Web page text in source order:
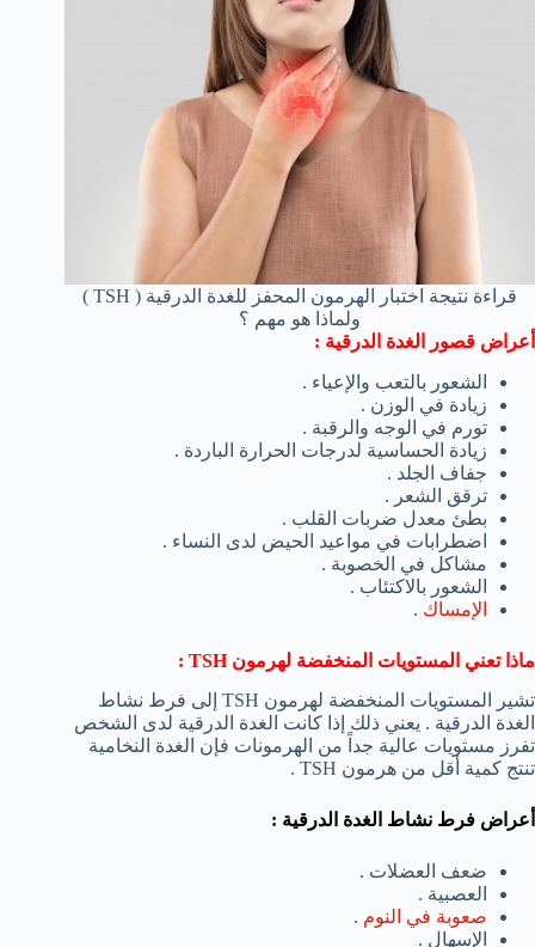
قراءة نتيجة اختبار الهرمون المحفز للغدة الدرقية ( TSH )
ولماذا هو مهم ؟
أعراض قصور الغدة الدرقية :
الشعور بالتعب والإعياء .
زيادة في الوزن .
تورم في الوجه والرقبة .
زيادة الحساسية لدرجات الحرارة الباردة .
جفاف الجلد .
ترقق الشعر .
بطئ معدل ضربات القلب .
اضطرابات في مواعيد الحيض لدى النساء .
مشاكل في الخصوبة .
الشعور بالاكتئاب .
الإمساك .
ماذا تعني المستويات المنخفضة لهرمونTSH
:
تشير المستويات المنخفضة لهرمون TSH إلى فرط نشاط
الغدة الدرقية . يعني ذلك إذا كانت الغدة الدرقية لدى الشخص
تفرز مستويات عالية جداً من الهرمونات فإن الغدة النخامية
تنتج كمية أقل من هرمون TSH .
أعراض فرط نشاط الغدة الدرقية :
ضعف العضلات .
العصبية .
صعوبة في النوم .
الإسهال .